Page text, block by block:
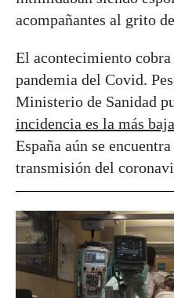
acompañantes al grito
El acontecimiento
pandemia del Covid.
Ministerio de Sanidad
incidencia es la más
España aún se
transmisión del